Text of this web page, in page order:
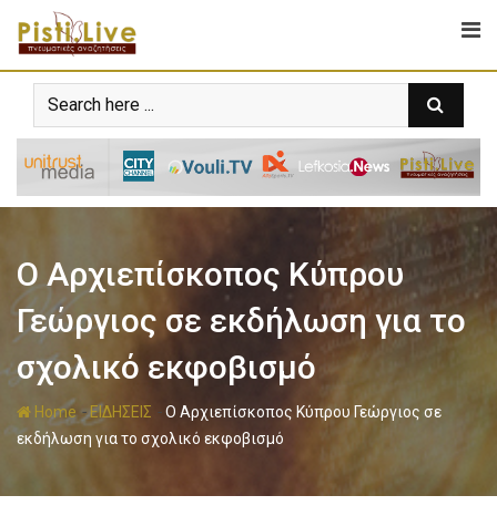
Ο Αρχιεπίσκοπος Κύπρου
Γεώργιος σε εκδήλωση για το
σχολικό εκφοβισμό
Home -ΕΙΔΗΣΕΙΣ -Ο Αρχιεπίσκοπος Κύπρου Γεώργιος σε
εκδήλωση για το σχολικό εκφοβισμό